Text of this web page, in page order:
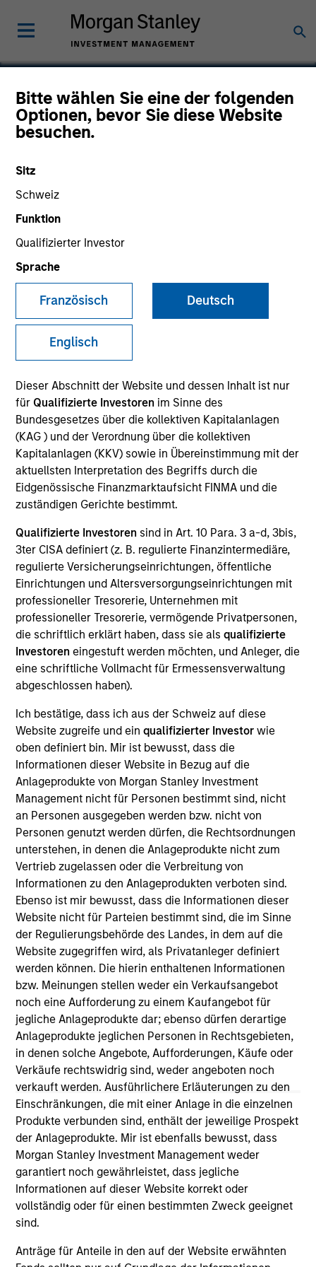
Bitte wählen Sie eine der folgenden
Optionen, bevor Sie diese Website
besuchen.
Sitz
Schweiz
Funktion
Qualifizierter Investor
Sprache
Französisch Deutsch
Englisch
Dieser Abschnitt der Website und dessen Inhalt ist nur
für Qualifizierte Investoren im Sinne des
Bundesgesetzes über die kollektiven Kapitalanlagen
(KAG ) und der Verordnung über die kollektiven
Kapitalanlagen (KKV) sowie in Übereinstimmung mit der
aktuellsten Interpretation des Begriffs durch die
Eidgenössische Finanzmarktaufsicht FINMA und die
zuständigen Gerichte bestimmt.
Qualifizierte Investoren sind in Art. 10 Para. 3 a-d, 3bis,
3ter CISA definiert (z. B. regulierte Finanzintermediäre,
regulierte Versicherungseinrichtungen, öffentliche
Einrichtungen und Altersversorgungseinrichtungen mit
professioneller Tresorerie, Unternehmen mit
professioneller Tresorerie, vermögende Privatpersonen,
die schriftlich erklärt haben, dass sie alsqualifizierte
Investoren eingestuft werden möchten, und Anleger, die
eine schriftliche Vollmacht für Ermessensverwaltung
abgeschlossen haben).
Ich bestätige, dass ich aus der Schweiz auf diese
Website zugreife und ein qualifizierter Investor wie
oben definiert bin. Mir ist bewusst, dass die
Informationen dieser Website in Bezug auf die
Anlageprodukte von Morgan Stanley Investment
Management nicht für Personen bestimmt sind, nicht
an Personen ausgegeben werden bzw. nicht von
Personen genutzt werden dürfen, die Rechtsordnungen
unterstehen, in denen die Anlageprodukte nicht zum
Vertrieb zugelassen oder die Verbreitung von
Informationen zu den Anlageprodukten verboten sind.
Ebenso ist mir bewusst, dass die Informationen dieser
Website nicht für Parteien bestimmt sind, die im Sinne
der Regulierungsbehörde des Landes, in dem auf die
Website zugegriffen wird, als Privatanleger definiert
werden können. Die hierin enthaltenen Informationen
bzw. Meinungen stellen weder ein Verkaufsangebot
noch eine Aufforderung zu einem Kaufangebot für
jegliche Anlageprodukte dar; ebenso dürfen derartige
Anlageprodukte jeglichen Personen in Rechtsgebieten,
in denen solche Angebote, Aufforderungen, Käufe oder
Verkäufe rechtswidrig sind, weder angeboten noch
verkauft werden. Ausführlichere Erläuterungen zu den
Einschränkungen, die mit einer Anlage in die einzelnen
Produkte verbunden sind, enthält der jeweilige Prospekt
der Anlageprodukte. Mir ist ebenfalls bewusst, dass
Morgan Stanley Investment Management weder
garantiert noch gewährleistet, dass jegliche
Informationen auf dieser Website korrekt oder
vollständig oder für einen bestimmten Zweck geeignet
sind.
Anträge für Anteile in den auf der Website erwähnten
Tarari
Technology
COUNTRY
United States
Invested on
May 2004
Transaction Type
Follow-On
Realization Date
Jan 2007
Tarari creates content inspection and acceleration
Acquired by LSI Logic (NYSE:LSI).
Investment Team
Morgan Stanley Expansion Capital
As of July 25, 2025. The above is provided for informational
and educational purposes only. There is no guarantee that
the investment mentioned resulted in positive performance
(for realized holdings), or will perform well in the future (for
current holdings). The trademarks and service marks above
are the property of their respective owners. The information
on this website has not been authorized, sponsored, or
otherwise approved by such owners. By clicking on any
links shown here, you agree that you are navigating to a
third party site. We are providing these hyperlinks to you
only as a convenience and the inclusion of any hyperlink is
not and does not imply any endorsement, approval,
investigation, verification or monitoring by us of any
information contained in any hyperlinked site. In no event
shall we be responsible for the information contained on
the site or your use of such site.
Morgan Stanley